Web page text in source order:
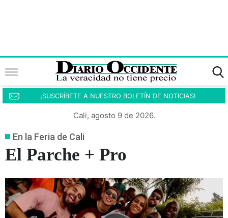
¡SUSCRÍBETE A NUESTRO BOLETÍN DE NOTICIAS!
Cali, agosto 9 de 2026.
En la Feria de Cali
El Parche + Pro